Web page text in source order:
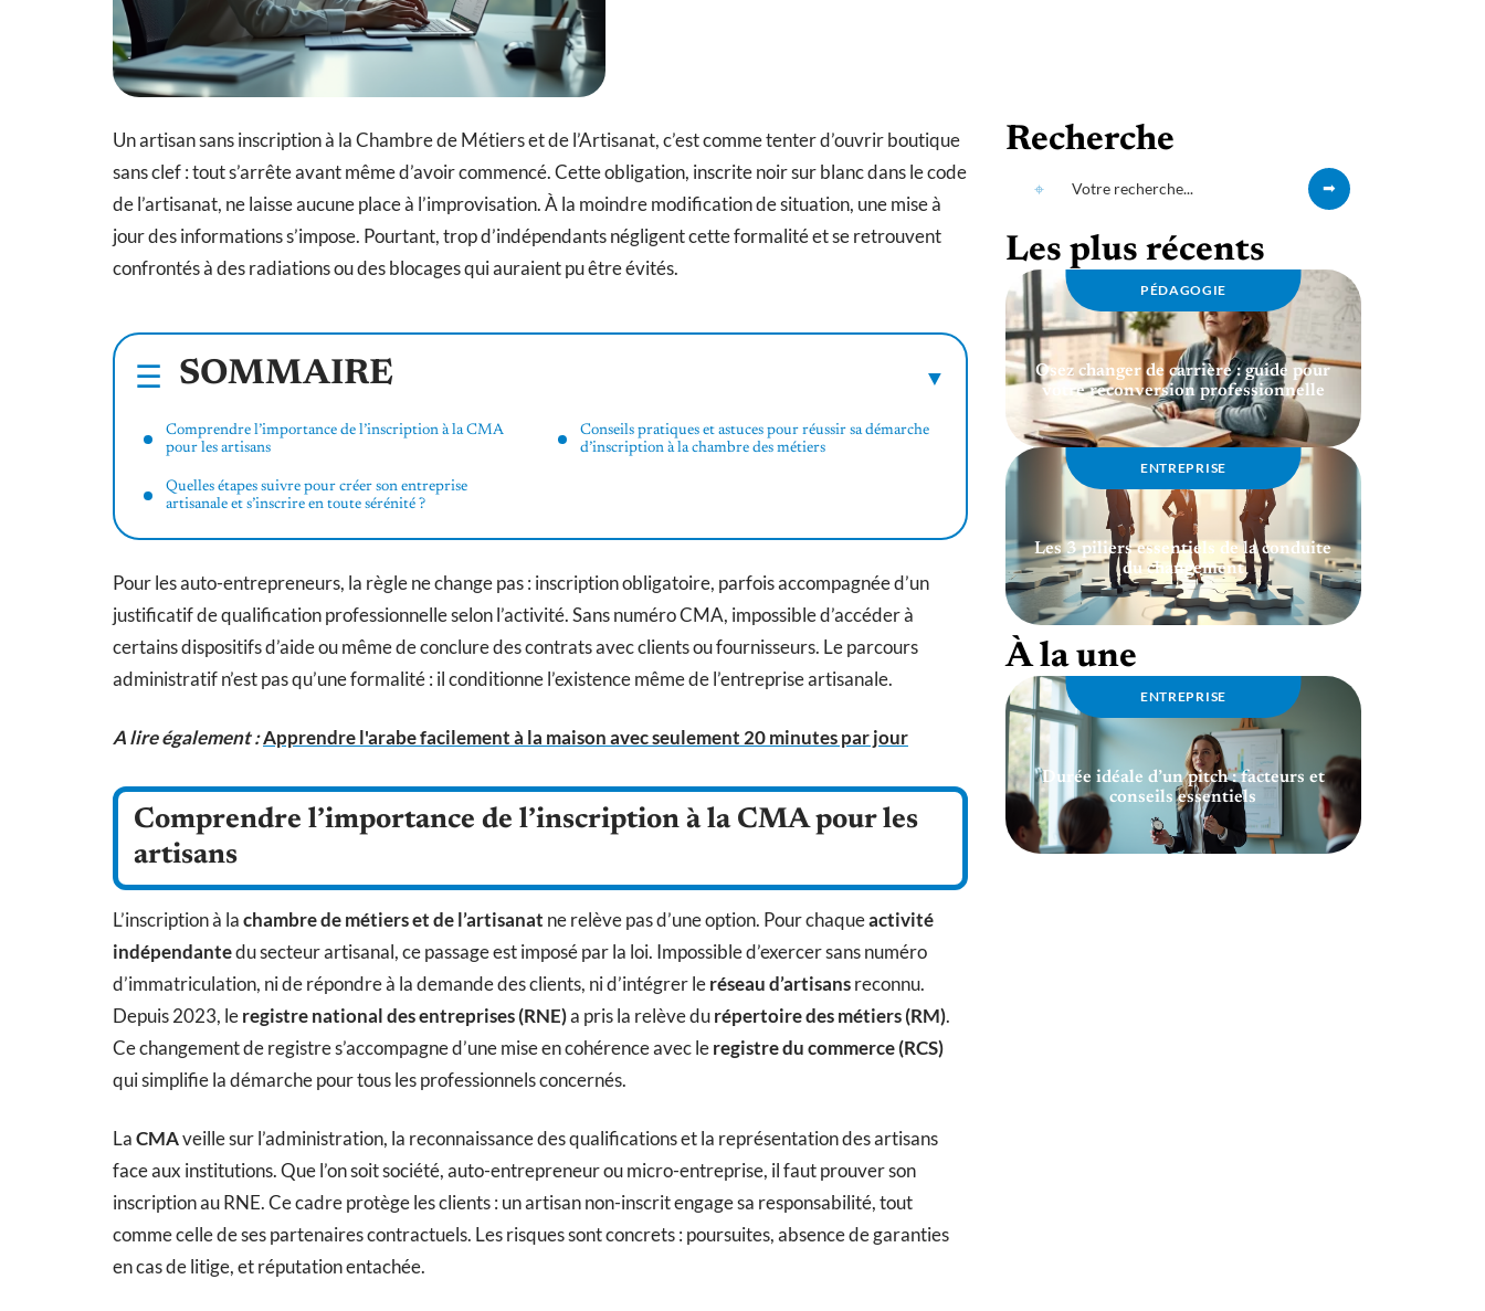
Un artisan sans inscription à la Chambre de Métiers et de l’Artisanat, c’est comme tenter d’ouvrir boutique
sans clef : tout s’arrête avant même d’avoir commencé. Cette obligation, inscrite noir sur blanc dans le code
de l’artisanat, ne laisse aucune place à l’improvisation. À la moindre modification de situation, une mise à
jour des informations s’impose. Pourtant, trop d’indépendants négligent cette formalité et se retrouvent
confrontés à des radiations ou des blocages qui auraient pu être évités.
SOMMAIRE
Comprendre l’importance de l’inscription à la CMA
pour les artisans
Quelles étapes suivre pour créer son entreprise
artisanale et s’inscrire en toute sérénité ?
Conseils pratiques et astuces pour réussir sa démarche
d’inscription à la chambre des métiers
Pour les auto-entrepreneurs, la règle ne change pas : inscription obligatoire, parfois accompagnée d’un
justificatif de qualification professionnelle selon l’activité. Sans numéro CMA, impossible d’accéder à
certains dispositifs d’aide ou même de conclure des contrats avec clients ou fournisseurs. Le parcours
administratif n’est pas qu’une formalité : il conditionne l’existence même de l’entreprise artisanale.
A lire également :Apprendre l'arabe facilement à la maison avec seulement 20 minutes par jour
Comprendre l’importance de l’inscription à la CMA pour les
artisans
L’inscription à lachambre de métiers et de l’artisanat ne relève pas d’une option. Pour chaqueactivité
indépendantedu secteur artisanal, ce passage est imposé par la loi. Impossible d’exercer sans numéro
d’immatriculation, ni de répondre à la demande des clients, ni d’intégrer leréseau d’artisansreconnu.
Depuis 2023, leregistre national des entreprises (RNE)a pris la relève durépertoire des métiers (RM).
Ce changement de registre s’accompagne d’une mise en cohérence avec leregistre du commerce (RCS)
qui simplifie la démarche pour tous les professionnels concernés.
LaCMAveille sur l’administration, la reconnaissance des qualifications et la représentation des artisans
face aux institutions. Que l’on soit société, auto-entrepreneur ou micro-entreprise, il faut prouver son
inscription au RNE. Ce cadre protège les clients : un artisan non-inscrit engage sa responsabilité, tout
comme celle de ses partenaires contractuels. Les risques sont concrets : poursuites, absence de garanties
en cas de litige, et réputation entachée.
Recherche
Les plus récents
PÉDAGOGIE
Osez changer de carrière : guide pour
votre reconversion professionnelle
ENTREPRISE
Les 3 piliers essentiels de la conduite
du changement
À la une
ENTREPRISE
Durée idéale d’un pitch : facteurs et
conseils essentiels